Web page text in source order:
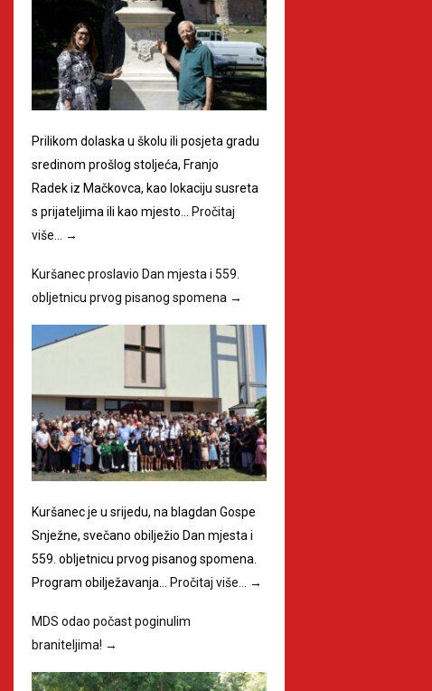
Prilikom dolaska u školu ili posjeta gradu
sredinom prošlog stoljeća, Franjo
Radek iz Mačkovca, kao lokaciju susreta
s prijateljima ili kao mjesto… Pročitaj
više… →
Kuršanec proslavio Dan mjesta i 559.
obljetnicu prvog pisanog spomena →
Kuršanec je u srijedu, na blagdan Gospe
Snježne, svečano obilježio Dan mjesta i
559. obljetnicu prvog pisanog spomena.
Program obilježavanja…
Pročitaj više… →
MDS odao počast poginulim
braniteljima! →